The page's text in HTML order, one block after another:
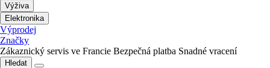
Výživa
Elektronika
Výprodej
Značky
Zákaznický servis ve Francie Bezpečná platba Snadné vracení
Hledat